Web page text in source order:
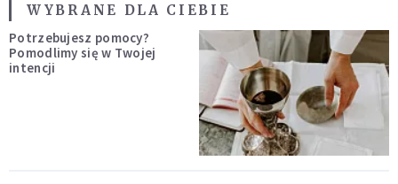
WYBRANE DLA CIEBIE
Potrzebujesz pomocy?
Pomodlimy się w Twojej
intencji